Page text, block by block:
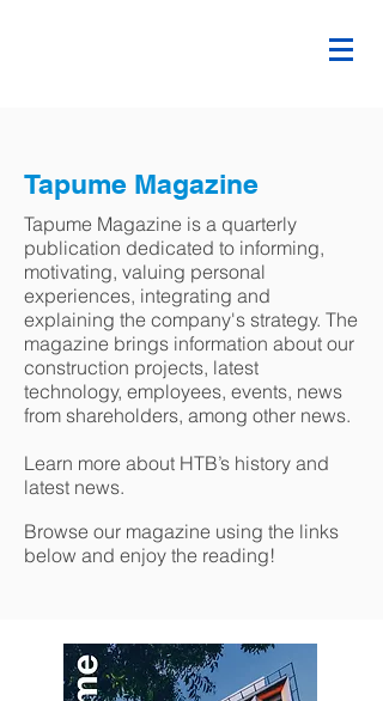
Tapume Magazine
Tapume Magazine is a quarterly
publication dedicated to informing,
motivating, valuing personal
experiences, integrating and
explaining the company's strategy. The
magazine brings information about our
construction projects, latest
technology, employees, events, news
from shareholders, among other news.
Learn more about HTB’s history and
latest news.
Browse our magazine using the links
below and enjoy the reading!